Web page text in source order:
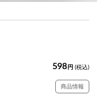
598 円 (税込)
商品情報